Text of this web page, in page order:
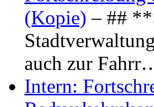
(Kopie) – ##
auch zur
Intern: